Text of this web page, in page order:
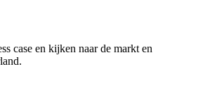
case en kijken naar de markt en